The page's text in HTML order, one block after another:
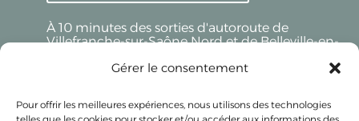
Gérer le consentement
Pour offrir les meilleures expériences, nous utilisons des technologies
À 10 minutes des sorties d'autoroute de
Villefranche-sur-Saône Nord et de Belleville-en-